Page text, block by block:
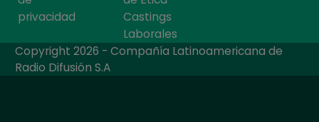
privacidad
Castings
Laborales
Copyright 2026 - Compañía Latinoamericana de
Radio Difusión S.A